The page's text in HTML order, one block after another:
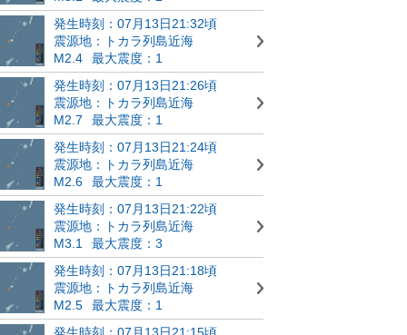
発生時刻：07月13日21:32頃
震源地：トカラ列島近海
M2.4
最大震度：1
発生時刻：07月13日21:26頃
震源地：トカラ列島近海
M2.7
最大震度：1
発生時刻：07月13日21:24頃
震源地：トカラ列島近海
M2.6
最大震度：1
発生時刻：07月13日21:22頃
震源地：トカラ列島近海
M3.1
最大震度：3
発生時刻：07月13日21:18頃
震源地：トカラ列島近海
M2.5
最大震度：1
発生時刻：07月13日21:15頃